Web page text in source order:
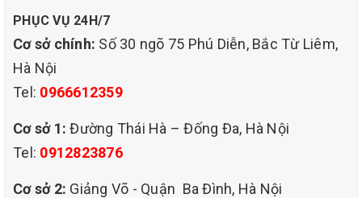
lý do đó dịch vụ giặt ghế sofa của QHT Việt
Nam ra đời để mang lại cho khách hàng
không gian sạch sẽ và an toàn sức khoẻ
PHỤC VỤ 24H/7
Cơ sở chính: Số 30 ngõ 75 Phú Diễn, Bắc Từ Liêm,
Hà Nội
Tel: 0966612359
Cơ sở 1: Đường Thái Hà – Đống Đa, Hà Nội
Tel: 0912823876
Cơ sở 2: Giảng Võ - Quận Ba Đình, Hà Nội